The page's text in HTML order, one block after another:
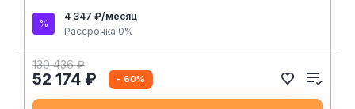
4 347 ₽/месяц
Рассрочка 0%
130 436 ₽
52 174 ₽ - 60%